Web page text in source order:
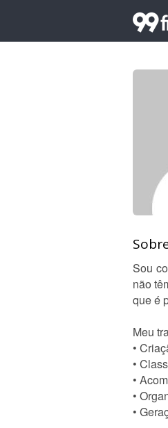
Sou
não
que é
Meu
•
•
•
•
•